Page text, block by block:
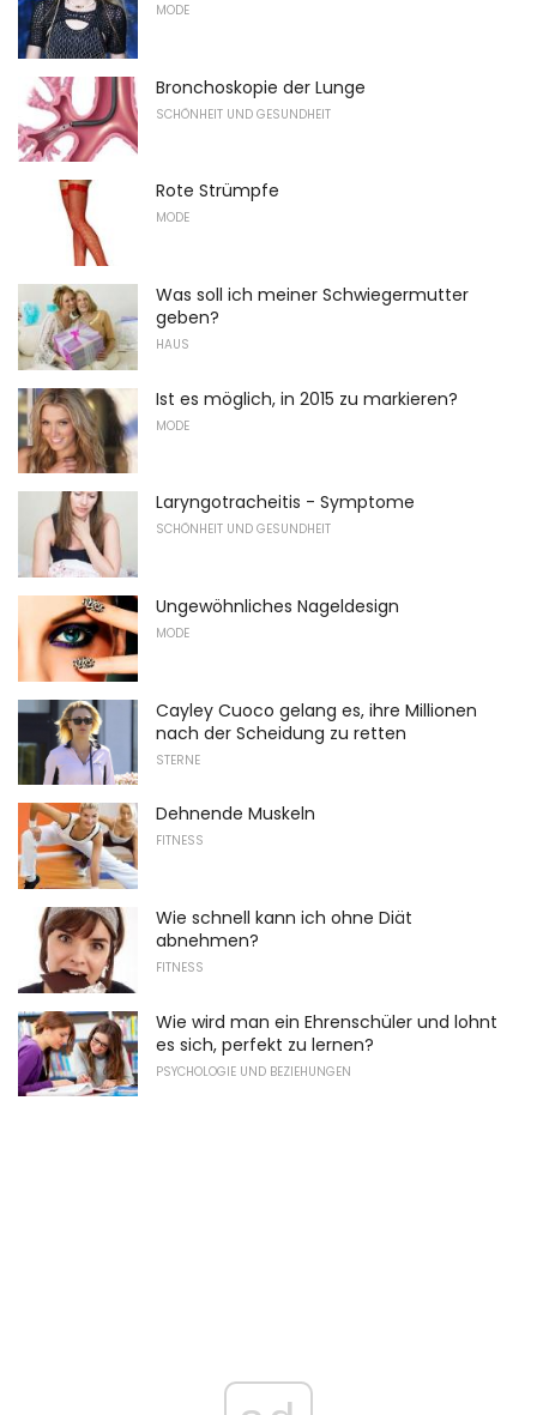
MODE
Bronchoskopie der Lunge
SCHÖNHEIT UND GESUNDHEIT
Rote Strümpfe
MODE
Was soll ich meiner Schwiegermutter
geben?
HAUS
Ist es möglich, in 2015 zu markieren?
MODE
Laryngotracheitis - Symptome
SCHÖNHEIT UND GESUNDHEIT
Ungewöhnliches Nageldesign
MODE
Cayley Cuoco gelang es, ihre Millionen
nach der Scheidung zu retten
STERNE
Dehnende Muskeln
FITNESS
Wie schnell kann ich ohne Diät
abnehmen?
FITNESS
Wie wird man ein Ehrenschüler und lohnt
es sich, perfekt zu lernen?
PSYCHOLOGIE UND BEZIEHUNGEN